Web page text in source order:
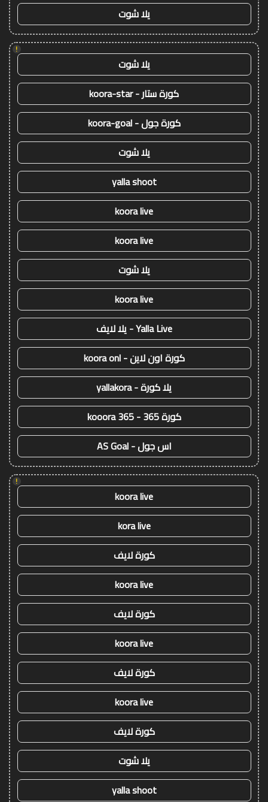
يلا شوت
!
يلا شوت
كورة ستار - koora-star
كورة جول - koora-goal
يلا شوت
yalla shoot
koora live
koora live
يلا شوت
koora live
Yalla Live - يلا لايف
كورة اون لاين - koora onl
يلا كورة - yallakora
كورة 365 - kooora 365
اس جول - AS Goal
!
koora live
kora live
كورة لايف
koora live
كورة لايف
koora live
كورة لايف
koora live
كورة لايف
يلا شوت
yalla shoot